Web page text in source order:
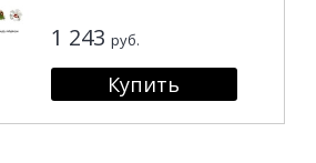
1 243 руб.